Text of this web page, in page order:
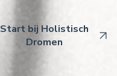
Start bij Holistisch
Dromen